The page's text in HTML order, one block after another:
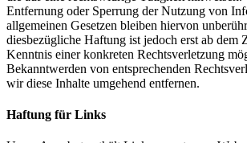
Entfernung oder Sperrung der Nutzung von
allgemeinen Gesetzen bleiben hiervon
diesbezügliche Haftung ist jedoch erst ab dem
Kenntnis einer konkreten Rechtsverletzung
Bekanntwerden von entsprechenden
wir diese Inhalte umgehend entfernen.
Haftung für Links